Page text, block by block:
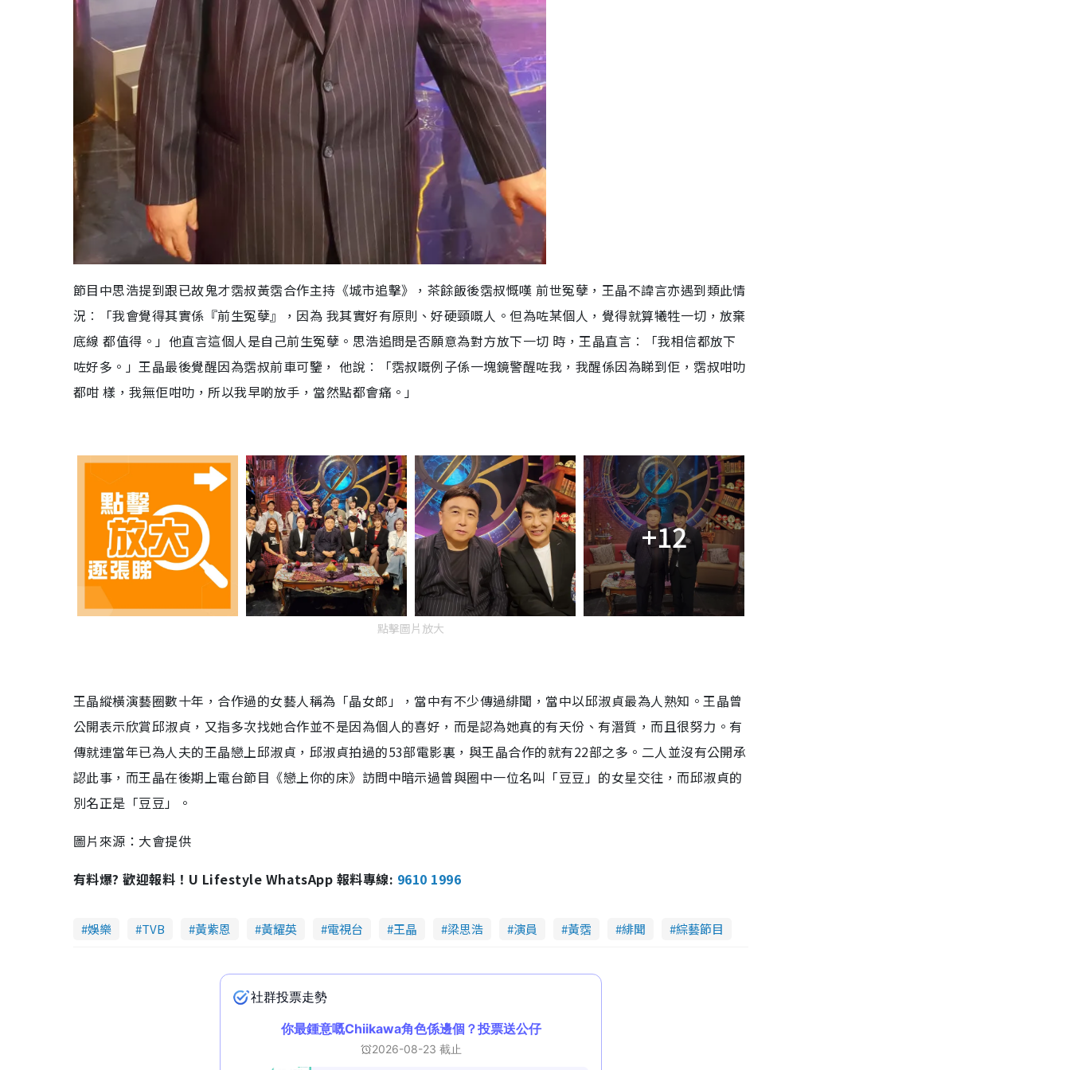
節目中思浩提到跟已故鬼才霑叔黃霑合作主持《城市追擊》，茶餘飯後霑叔慨嘆 前世冤孽，王晶不諱言亦遇到類此情
況︰「我會覺得其實係『前生冤孽』，因為 我其實好有原則、好硬頸嘅人。但為咗某個人，覺得就算犧牲一切，放棄
底線 都值得。」他直言這個人是自己前生冤孽。思浩追問是否願意為對方放下一切 時，王晶直言︰「我相信都放下
咗好多。」王晶最後覺醒因為霑叔前車可鑒， 他說︰「霑叔嘅例子係一塊鏡警醒咗我，我醒係因為睇到佢，霑叔咁叻
都咁 樣，我無佢咁叻，所以我早啲放手，當然點都會痛。」
+12
點擊圖片放大
王晶縱橫演藝圈數十年，合作過的女藝人稱為「晶女郎」，當中有不少傳過緋聞，當中以邱淑貞最為人熟知。王晶曾
公開表示欣賞邱淑貞，又指多次找她合作並不是因為個人的喜好，而是認為她真的有天份、有潛質，而且很努力。有
傳就連當年已為人夫的王晶戀上邱淑貞，邱淑貞拍過的53部電影裏，與王晶合作的就有22部之多。二人並沒有公開承
認此事，而王晶在後期上電台節目《戀上你的床》訪問中暗示過曾與圈中一位名叫「豆豆」的女星交往，而邱淑貞的
別名正是「豆豆」。
圖片來源：大會提供
有料爆? 歡迎報料！U Lifestyle WhatsApp 報料專線: 9610 1996
娛樂 TVB 黃紫恩 黃耀英 電視台 王晶 梁思浩 演員 黃霑 緋聞 綜藝節目